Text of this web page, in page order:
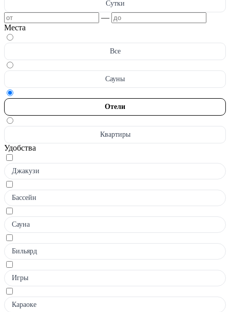
Сутки
—
Места
Все
Сауны
Отели
Квартиры
Удобства
Джакузи
Бассейн
Сауна
Бильярд
Игры
Караоке